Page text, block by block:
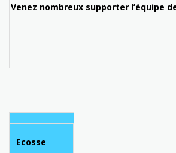
nombreux supporter l’équipe
Ecosse